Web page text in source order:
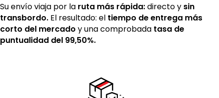
Su envío viaja por la ruta más rápida:directo y sin
transbordo. El resultado: el tiempo de entrega más
corto del mercado y una comprobada tasa de
puntualidad del 99,50%.